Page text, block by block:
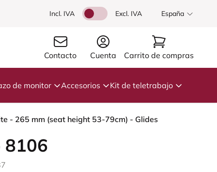
Incl. IVA Excl. IVA España
Contacto Cuenta Carrito de compras
de monitor Accesorios Kit de teletrabajo
- 265 mm (seat height 53-79cm) - Glides
8106